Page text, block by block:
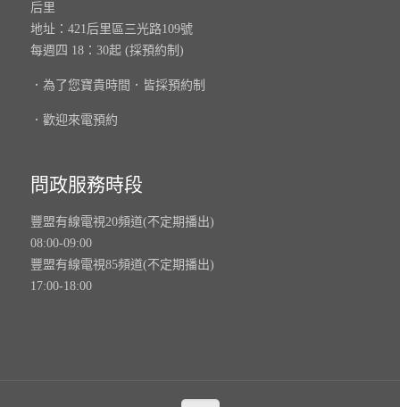
后里
地址：421后里區三光路109號
每週四 18：30起 (採預約制)
．為了您寶貴時間．皆採預約制
．歡迎來電預約
問政服務時段
豐盟有線電視20頻道(不定期播出)
08:00-09:00
豐盟有線電視85頻道(不定期播出)
17:00-18:00